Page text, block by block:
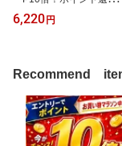
で実質5,660円】イワタ
ニ 炉ばた焼器 炙りやII C
き鳥 網焼き 串焼き 海鮮
焼き 炉ばた大将 全国送
料無料 在庫有
6,220円
Recommend